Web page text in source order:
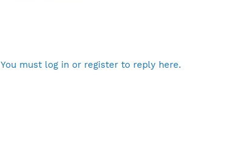
You must log in or register to reply here.